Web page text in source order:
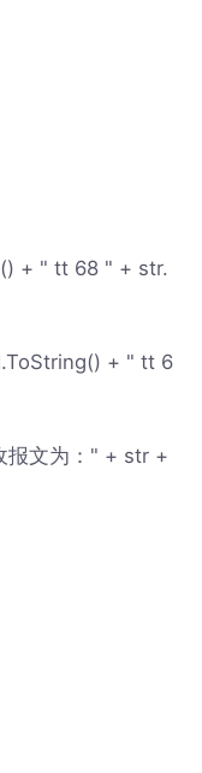
+ " tt 68 " + str.
+ " tt 6
报文为：" + str +